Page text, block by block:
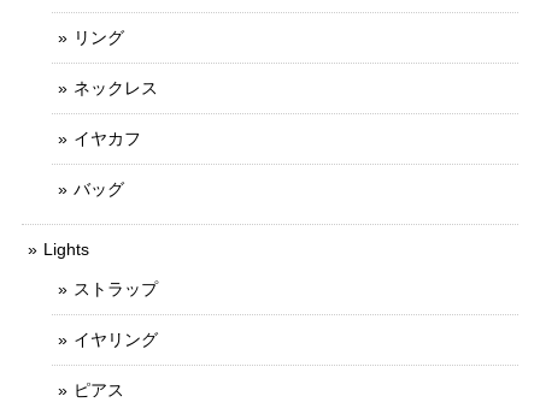
リング
ネックレス
イヤカフ
バッグ
Lights
ストラップ
イヤリング
ピアス